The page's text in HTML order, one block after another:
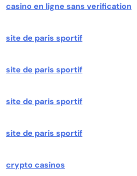
casino en ligne sans verification
site de paris sportif
site de paris sportif
site de paris sportif
site de paris sportif
crypto casinos